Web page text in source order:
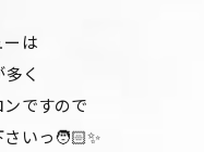
は
く
ですので
いっ🧑🏻✨